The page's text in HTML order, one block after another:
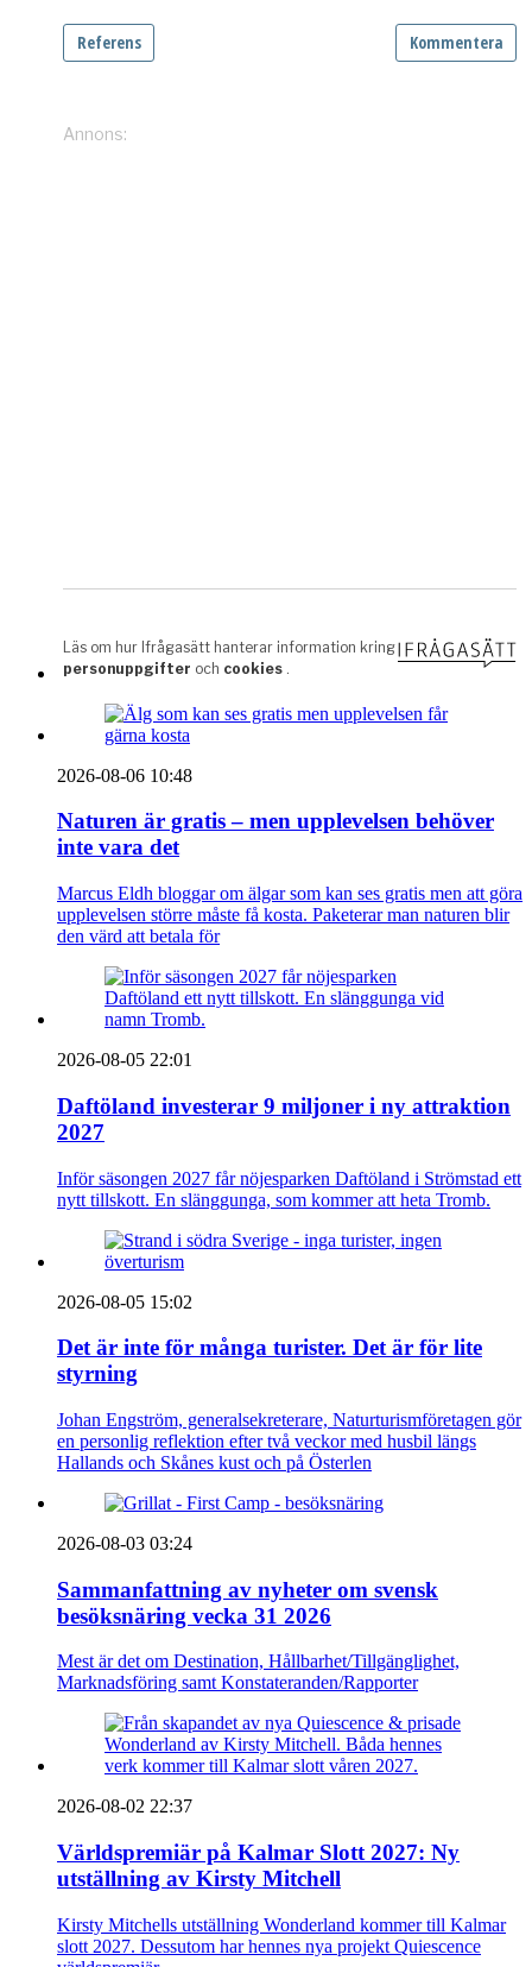
2026-08-06 10:48
Naturen är gratis – men upplevelsen behöver
inte vara det
Marcus Eldh bloggar om älgar som kan ses gratis men att göra
upplevelsen större måste få kosta. Paketerar man naturen blir
den värd att betala för
2026-08-05 22:01
Daftöland investerar 9 miljoner i ny attraktion
2027
Inför säsongen 2027 får nöjesparken Daftöland i Strömstad ett
nytt tillskott. En slänggunga, som kommer att heta Tromb.
2026-08-05 15:02
Det är inte för många turister. Det är för lite
styrning
Johan Engström, generalsekreterare, Naturturismföretagen gör
en personlig reflektion efter två veckor med husbil längs
Hallands och Skånes kust och på Österlen
2026-08-03 03:24
Sammanfattning av nyheter om svensk
besöksnäring vecka 31 2026
Mest är det om Destination, Hållbarhet/Tillgänglighet,
Marknadsföring samt Konstateranden/Rapporter
2026-08-02 22:37
Världspremiär på Kalmar Slott 2027: Ny
utställning av Kirsty Mitchell
Kirsty Mitchells utställning Wonderland kommer till Kalmar
slott 2027. Dessutom har hennes nya projekt Quiescence